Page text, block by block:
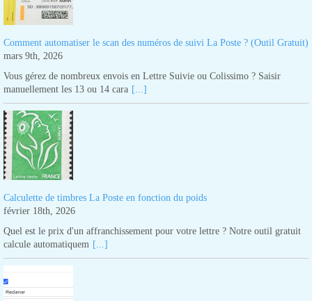
Comment automatiser le scan des numéros de suivi La Poste ? (Outil Gratuit)
mars 9th, 2026
Vous gérez de nombreux envois en Lettre Suivie ou Colissimo ? Saisir
manuellement les 13 ou 14 cara [...]
Calculette de timbres La Poste en fonction du poids
février 18th, 2026
Quel est le prix d'un affranchissement pour votre lettre ? Notre outil gratuit
calcule automatiquem [...]